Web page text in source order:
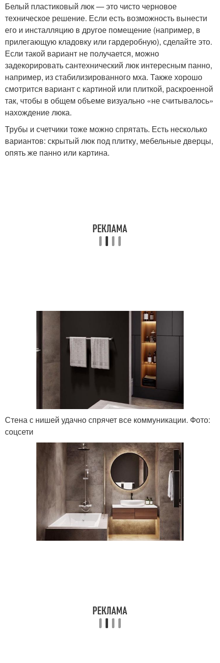
Белый пластиковый люк — это чисто черновое
техническое решение. Если есть возможность вынести
его и инсталляцию в другое помещение (например, в
прилегающую кладовку или гардеробную), сделайте это.
Если такой вариант не получается, можно
задекорировать сантехнический люк интересным панно,
например, из стабилизированного мха. Также хорошо
смотрится вариант с картиной или плиткой, раскроенной
так, чтобы в общем объеме визуально «не считывалось»
нахождение люка.
Трубы и счетчики тоже можно спрятать. Есть несколько
вариантов: скрытый люк под плитку, мебельные дверцы,
опять же панно или картина.
Стена с нишей удачно спрячет все коммуникации. Фото:
соцсети